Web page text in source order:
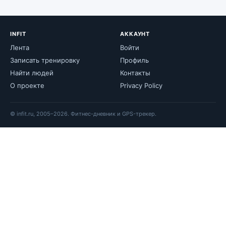
INFIT
Лента
Записать тренировку
Найти людей
О проекте
АККАУНТ
Войти
Профиль
Контакты
Privacy Policy
© infit.ru, 2005–2026. Фитнес-дневник и GPS-трекер.